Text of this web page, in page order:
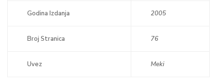
Godina Izdanja 2005
Broj Stranica 76
Uvez Meki